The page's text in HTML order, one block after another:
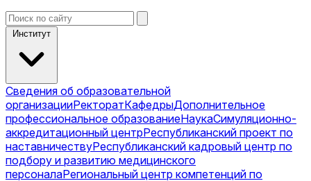
Институт
Сведения об образовательной
организацииРекторатКафедрыДополнительное
профессиональное образованиеНаукаСимуляционно-
аккредитационный центрРеспубликанский проект по
наставничествуРеспубликанский кадровый центр по
подбору и развитию медицинского
персоналаРегиональный центр компетенций по